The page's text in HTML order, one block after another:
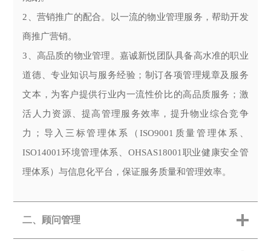
2、营销推广的配合。以一流的物业管理服务，帮助开发
商推广营销。
3、高品质的物业管理。嘉诚新悦团队具备高水准的职业
道德、专业知识与服务经验；制订各项管理规章及服务
文本，为客户提供行业内一流性价比的高品质服务；激
活人力资源、提高管理服务效率，提升物业综合竞争
力；导入三标管理体系（ISO9001质量管理体系、
ISO14001环境管理体系、OHSAS18001职业健康安全管
理体系）与信息化平台，保证服务质量和管理效率。
二、顾问管理